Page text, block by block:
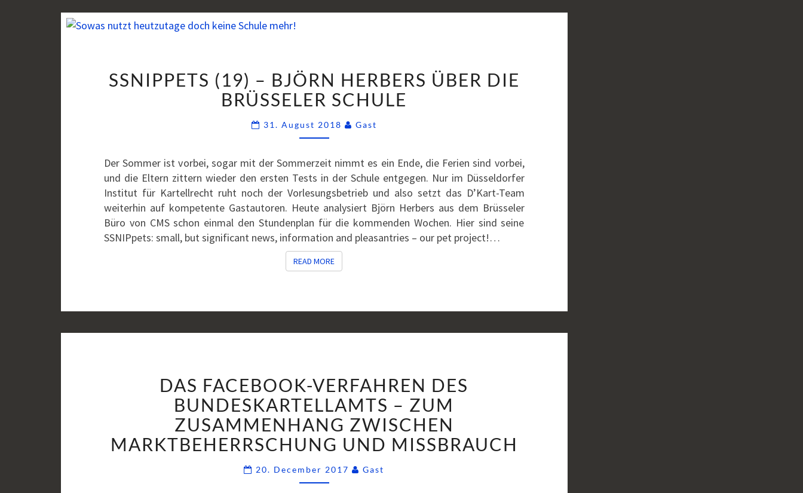
(19)
–
BJÖRN
HERBERS
ÜBER
BRÜSSELER
SCHULE
SSNIPPETS (19) – BJÖRN HERBERS ÜBER DIE
BRÜSSELER SCHULE
31. August 2018 Gast
Der Sommer ist vorbei, sogar mit der Sommerzeit nimmt es ein Ende, die Ferien sind vorbei,
und die Eltern zittern wieder den ersten Tests in der Schule entgegen. Nur im Düsseldorfer
Institut für Kartellrecht ruht noch der Vorlesungsbetrieb und also setzt das D’Kart-Team
weiterhin auf kompetente Gastautoren. Heute analysiert Björn Herbers aus dem Brüsseler
Büro von CMS schon einmal den Stundenplan für die kommenden Wochen. Hier sind seine
SSNIPpets: small, but significant news, information and pleasantries – our pet project!…
READ MOREREAD MORE
FACEBOOK-
VERFAHREN
DES
BUNDESKARTELLAMTS
–
ZUSAMMENHANG
DAS FACEBOOK-VERFAHREN DES
BUNDESKARTELLAMTS – ZUM
ZUSAMMENHANG ZWISCHEN
MARKTBEHERRSCHUNG UND MISSBRAUCH
20. December 2017 Gast